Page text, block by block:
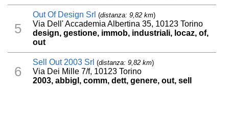
5
Out Of Design Srl (distanza: 9,82 km)
Via Dell' Accademia Albertina 35, 10123 Torino
design, gestione, immob, industriali, locaz, of,
out
6
Sell Out 2003 Srl (distanza: 9,82 km)
Via Dei Mille 7/f, 10123 Torino
2003, abbigl, comm, dett, genere, out, sell